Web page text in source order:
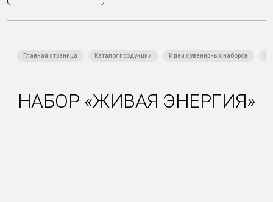
Главная страница Каталог продукции Идеи сувенирных наборов
НАБОР «ЖИВАЯ ЭНЕРГИЯ»